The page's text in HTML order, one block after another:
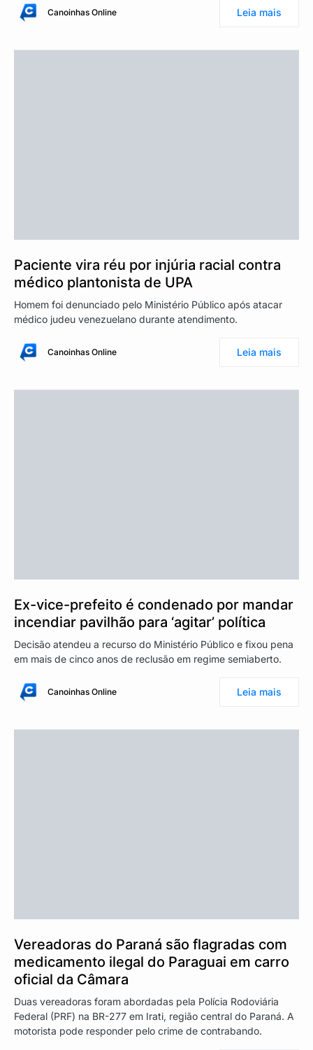
Canoinhas Online Leia mais
Paciente vira réu por injúria racial contra
médico plantonista de UPA
Homem foi denunciado pelo Ministério Público após atacar
médico judeu venezuelano durante atendimento.
Canoinhas Online Leia mais
Ex-vice-prefeito é condenado por mandar
incendiar pavilhão para ‘agitar’ política
Decisão atendeu a recurso do Ministério Público e fixou pena
em mais de cinco anos de reclusão em regime semiaberto.
Canoinhas Online Leia mais
Vereadoras do Paraná são flagradas com
medicamento ilegal do Paraguai em carro
oficial da Câmara
Duas vereadoras foram abordadas pela Polícia Rodoviária
Federal (PRF) na BR-277 em Irati, região central do Paraná. A
motorista pode responder pelo crime de contrabando.